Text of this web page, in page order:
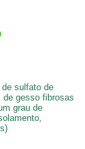
sulfato de
gesso fibrosas
grau de